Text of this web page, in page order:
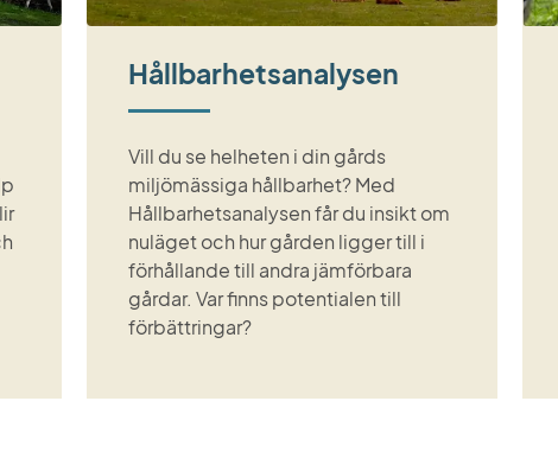
Hållbarhetsanalysen
Vill du se helheten i din gårds
miljömässiga hållbarhet? Med
Hållbarhetsanalysen får du insikt om
nuläget och hur gården ligger till i
förhållande till andra jämförbara
gårdar. Var finns potentialen till
förbättringar?